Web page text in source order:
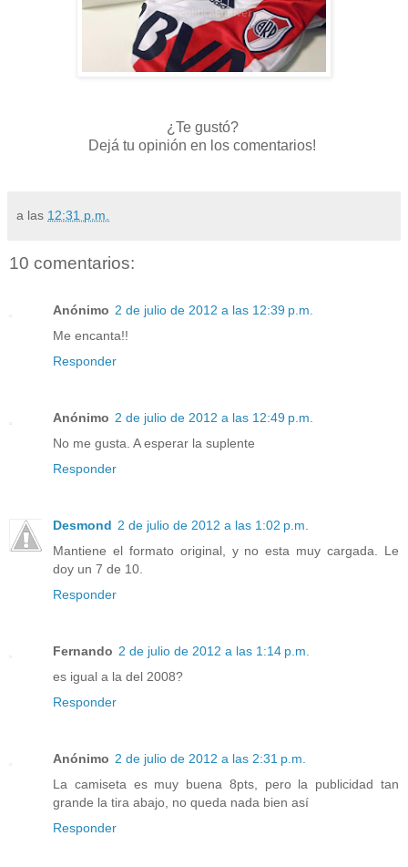
¿Te gustó?
Dejá tu opinión en los comentarios!
a las 12:31 p.m.
10 comentarios:
Anónimo 2 de julio de 2012 a las 12:39 p.m.
Me encanta!!
Responder
Anónimo 2 de julio de 2012 a las 12:49 p.m.
No me gusta. A esperar la suplente
Responder
Desmond 2 de julio de 2012 a las 1:02 p.m.
Mantiene el formato original, y no esta muy cargada. Le
doy un 7 de 10.
Responder
Fernando 2 de julio de 2012 a las 1:14 p.m.
es igual a la del 2008?
Responder
Anónimo 2 de julio de 2012 a las 2:31 p.m.
La camiseta es muy buena 8pts, pero la publicidad tan
grande la tira abajo, no queda nada bien así
Responder